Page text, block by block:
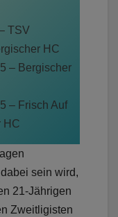
TSV
HC
– Bergischer
– Frisch Auf
HC
sein wird,
21-Jährigen
Zweitligisten